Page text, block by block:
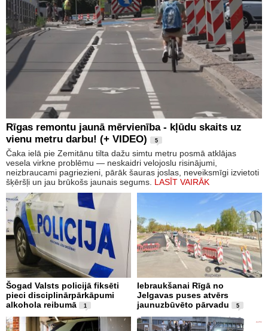
Rīgas remontu jaunā mērvienība - kļūdu skaits uz
vienu metru darbu! (+ VIDEO)
5
Čaka ielā pie Zemitānu tilta dažu simtu metru posmā atklājas
vesela virkne problēmu — neskaidri velojoslu risinājumi,
neizbraucami pagriezieni, pārāk šauras joslas, neveiksmīgi izvietoti
šķēršļi un jau brūkošs jaunais segums. LASĪT VAIRĀK
Šogad Valsts policijā fiksēti
pieci disciplinārpārkāpumi
alkohola reibumā
1
Iebraukšanai Rīgā no
Jelgavas puses atvērs
jaunuzbūvēto pārvadu
5